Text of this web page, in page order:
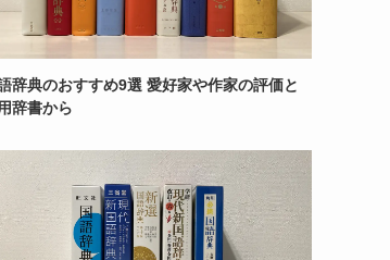
辞典のおすすめ9選 愛好家や作家の評価と
辞書から